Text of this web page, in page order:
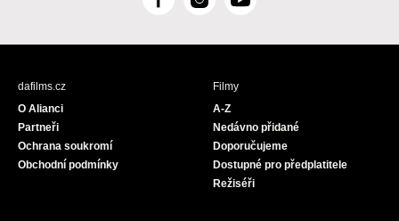
F
c
I
s
Y
u
dafilms.cz
O Alianci
Partneři
Ochrana soukromí
Obchodní podmínky
Filmy
A-Z
Nedávno přidané
Doporučujeme
Dostupné pro předplatitele
Režiséři